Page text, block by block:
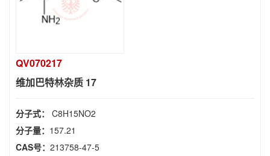
QV070217
维加巴特林杂质 17
分子式： C8H15NO2
分子量： 157.21
CAS号： 213758-47-5